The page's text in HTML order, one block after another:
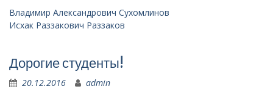
Владимир Александрович Сухомлинов
Исхак Раззакович Раззаков
Дорогие студенты!
20.12.2016 admin